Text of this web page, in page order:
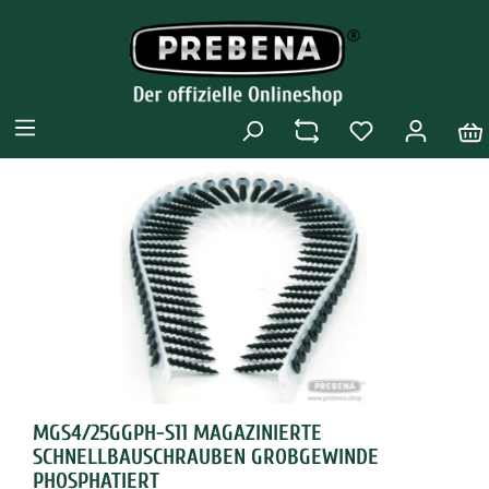
MGS4/25GGPH-S11 MAGAZINIERTE
SCHNELLBAUSCHRAUBEN GROBGEWINDE
PHOSPHATIERT